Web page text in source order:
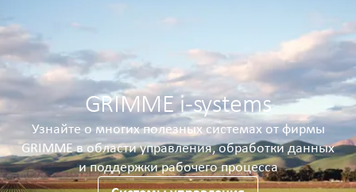
GRIMME i-systems
Узнайте о многих полезных системах от фирмы
GRIMME в области управления, обработки данных
и поддержки рабочего процесса